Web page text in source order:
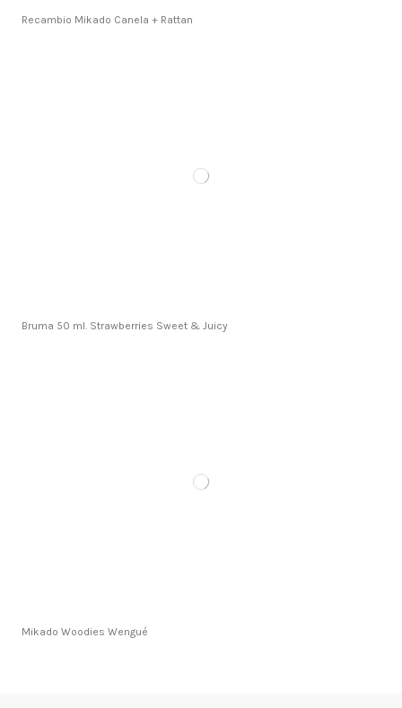
Recambio Mikado Canela + Rattan
Bruma 50 ml. Strawberries Sweet & Juicy
Mikado Woodies Wengué